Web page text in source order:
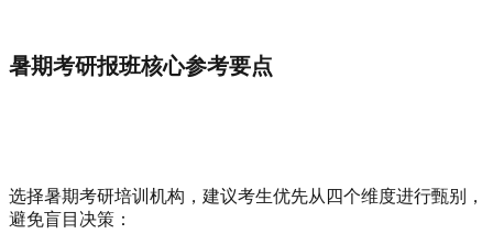
暑期考研报班核心参考要点
选择暑期考研培训机构，建议考生优先从四个维度进行甄别，
避免盲目决策：